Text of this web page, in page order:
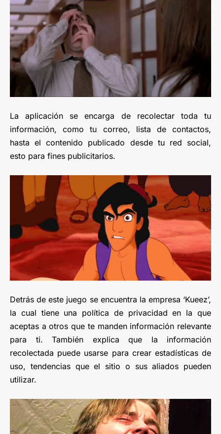
La aplicación se encarga de recolectar toda tu
información, como tu correo, lista de contactos,
hasta el contenido publicado desde tu red social,
esto para fines publicitarios.
Detrás de este juego se encuentra la empresa ‘Kueez’,
la cual tiene una política de privacidad en la que
aceptas a otros que te manden información relevante
para ti. También explica que la información
recolectada puede usarse para crear estadísticas de
uso, tendencias que el sitio o sus aliados pueden
utilizar.